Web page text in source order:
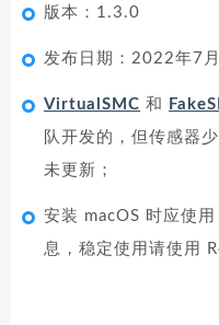
版本：1.3.0
发布日期：2022年7
VirtualSMC 和
队开发的，但传感器
未更新；
安装 macOS 时应使
息，稳定使用请使用